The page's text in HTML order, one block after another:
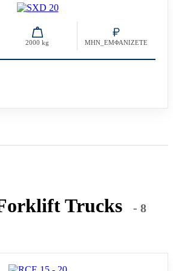
2000 kg ΜΗΝ_ΕΜΦΑΝΙΖΕΤΕ
Trucks
- 8